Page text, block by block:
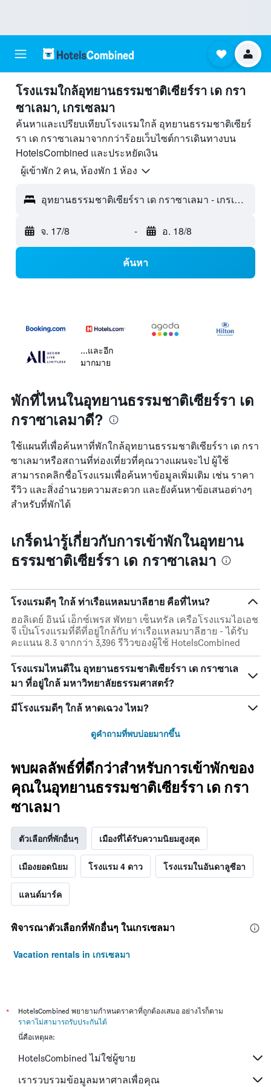
โรงแรมใกล้อุทยานธรรมชาติเซียร์รา เด กรา
ซาเลมา, เกรเซลมา
ค้นหาและเปรียบเทียบโรงแรมใกล้ อุทยานธรรมชาติเซียร์
รา เด กราซาเลมาจากกว่าร้อยเว็บไซต์การเดินทางบน
HotelsCombined และประหยัดเงิน
ผู้เข้าพัก 2 คน, ห้องพัก 1 ห้อง
อุทยานธรรมชาติเซียร์รา เด กราซาเลมา - เกรเซลมา, อันดาลูซีอา, สเปน
จ. 17/8 - อ. 18/8
ค้นหา
...และอีก
มากมาย
พักที่ไหนในอุทยานธรรมชาติเซียร์รา เด
กราซาเลมาดี?
ใช้แผนที่เพื่อค้นหาที่พักใกล้อุทยานธรรมชาติเซียร์รา เด กรา
ซาเลมาหรือสถานที่ท่องเที่ยวที่คุณวางแผนจะไป ผู้ใช้
สามารถคลิกชื่อโรงแรมเพื่อค้นหาข้อมูลเพิ่มเติม เช่น ราคา
รีวิว และสิ่งอำนวยความสะดวก และยังค้นหาข้อเสนอต่างๆ
สำหรับที่พักได้
เกร็ดน่ารู้เกี่ยวกับการเข้าพักในอุทยาน
ธรรมชาติเซียร์รา เด กราซาเลมา
โรงแรมดีๆ ใกล้ ท่าเรือแหลมบาลีฮาย คือที่ไหน?
ฮอลิเดย์ อินน์ เอ็กซ์เพรส พัทยา เซ็นทรัล เครือโรงแรมไอเอช
จี เป็นโรงแรมที่ดีที่อยู่ใกล้กับ ท่าเรือแหลมบาลีฮาย - ได้รับ
คะแนน 8.3 จากกว่า 3,396 รีวิวของผู้ใช้ HotelsCombined
โรงแรมไหนดีใน อุทยานธรรมชาติเซียร์รา เด กราซาเล
มา ที่อยู่ใกล้ มหาวิทยาลัยธรรมศาสตร์?
มีโรงแรมดีๆ ใกล้ หาดเฉวง ไหม?
ดูคำถามที่พบบ่อยมากขึ้น
พบผลลัพธ์ที่ดีกว่าสำหรับการเข้าพักของ
คุณในอุทยานธรรมชาติเซียร์รา เด กรา
ซาเลมา
ตัวเลือกที่พักอื่นๆ เมืองที่ได้รับความนิยมสูงสุด
เมืองยอดนิยม โรงแรม 4 ดาว โรงแรมในอันดาลูซีอา
แลนด์มาร์ค
พิจารณาตัวเลือกที่พักอื่นๆ ในเกรเซลมา
Vacation rentals in เกรเซลมา
*
HotelsCombined พยายามกำหนดราคาที่ถูกต้องเสมอ อย่างไรก็ตาม
ราคาไม่สามารถรับประกันได้
นี่คือเหตุผล:
HotelsCombined ไม่ใช่ผู้ขาย
เรารวบรวมข้อมูลมหาศาลเพื่อคุณ